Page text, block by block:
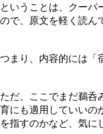
ということは、クーパ
ので、原文を軽く読ん
つまり、内容的には「
ただ、ここでまだ鵜呑
育にも適用していいの
を指すのかなど、気に